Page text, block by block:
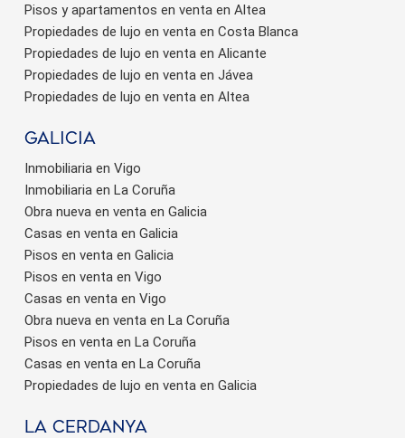
Pisos y apartamentos en venta en Altea
Propiedades de lujo en venta en Costa Blanca
Propiedades de lujo en venta en Alicante
Propiedades de lujo en venta en Jávea
Propiedades de lujo en venta en Altea
Galicia
Inmobiliaria en Vigo
Inmobiliaria en La Coruña
Obra nueva en venta en Galicia
Casas en venta en Galicia
Pisos en venta en Galicia
Pisos en venta en Vigo
Casas en venta en Vigo
Obra nueva en venta en La Coruña
Pisos en venta en La Coruña
Casas en venta en La Coruña
Propiedades de lujo en venta en Galicia
La Cerdanya